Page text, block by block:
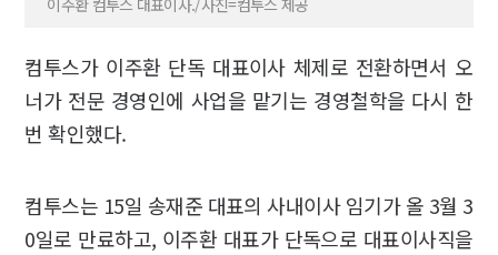
이주환 컴투스 대표이사./사진=컴투스 제공
컴투스가 이주환 단독 대표이사 체제로 전환하면서 오
너가 전문 경영인에 사업을 맡기는 경영철학을 다시 한
번 확인했다.
컴투스는 15일 송재준 대표의 사내이사 임기가 올 3월 3
0일로 만료하고, 이주환 대표가 단독으로 대표이사직을